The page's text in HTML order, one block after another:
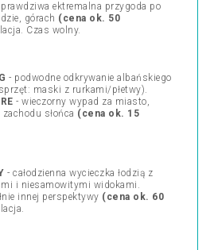
ektremalna przygoda po
górach (cena ok. 50
Czas wolny.
- podwodne odkrywanie albańskiego
maski z rurkami/płetwy).
- wieczorny wypad za miasto,
słońca (cena ok. 15
- całodzienna wycieczka łodzią z
i niesamowitymi widokami.
innej perspektywy (cena ok. 60